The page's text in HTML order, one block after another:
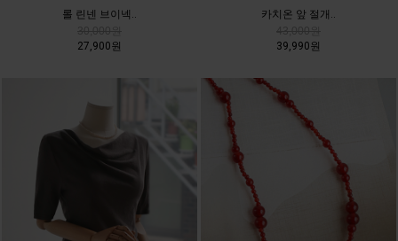
롤 린넨 브이넥..
27,900원
카치온 앞 절개..
39,990원